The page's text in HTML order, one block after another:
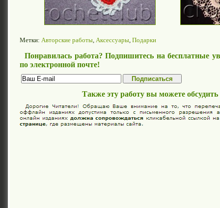
Метки: Авторские работы, Аксессуары, Подарки
Понравилась работа? Подпишитесь на бесплатные
по электронной почте!
Также эту работу вы можете